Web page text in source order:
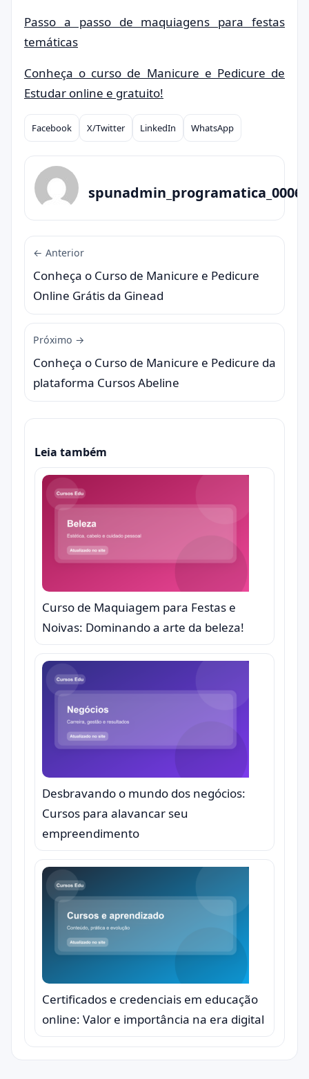
Passo a passo de maquiagens para festas
temáticas
Conheça o curso de Manicure e Pedicure de
Estudar online e gratuito!
Compartilhar
Facebook X/Twitter LinkedIn WhatsApp
spunadmin_programatica_0006
← Anterior
Conheça o Curso de Manicure e Pedicure
Online Grátis da Ginead
Próximo →
Conheça o Curso de Manicure e Pedicure da
plataforma Cursos Abeline
Leia também
Curso de Maquiagem para Festas e
Noivas: Dominando a arte da beleza!
Desbravando o mundo dos negócios:
Cursos para alavancar seu
empreendimento
Certificados e credenciais em educação
online: Valor e importância na era digital